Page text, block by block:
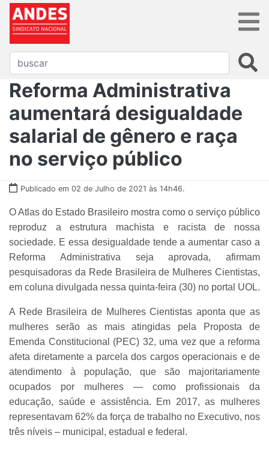
Reforma Administrativa
aumentará desigualdade
salarial de gênero e raça
no serviço público
Publicado em 02 de Julho de 2021 às 14h46.
O Atlas do Estado Brasileiro mostra como o serviço público
reproduz a estrutura machista e racista de nossa
sociedade. E essa desigualdade tende a aumentar caso a
Reforma Administrativa seja aprovada, afirmam
pesquisadoras da Rede Brasileira de Mulheres Cientistas,
em coluna divulgada nessa quinta-feira (30) no portal UOL.
A Rede Brasileira de Mulheres Cientistas aponta que as
mulheres serão as mais atingidas pela Proposta de
Emenda Constitucional (PEC) 32, uma vez que a reforma
afeta diretamente a parcela dos cargos operacionais e de
atendimento à população, que são majoritariamente
ocupados por mulheres — como profissionais da
educação, saúde e assistência. Em 2017, as mulheres
representavam 62% da força de trabalho no Executivo, nos
três níveis – municipal, estadual e federal.